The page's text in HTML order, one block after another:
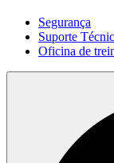
Segurança
Suporte
Oficina de